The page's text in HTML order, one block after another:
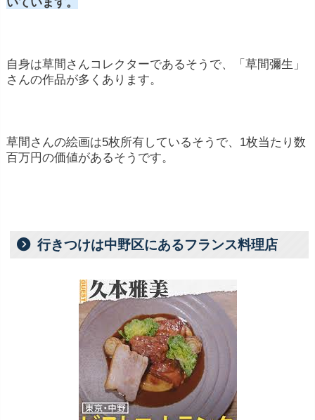
自身は草間さんコレクターであるそうで、「草間彌生」
さんの作品が多くあります。
草間さんの絵画は5枚所有しているそうで、1枚当たり数
百万円の価値があるそうです。
行きつけは中野区にあるフランス料理店